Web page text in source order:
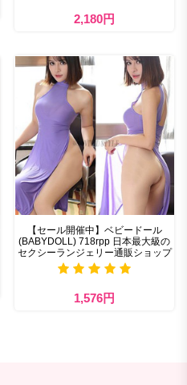
2,180円
【セール開催中】ベビードール
(BABYDOLL) 718rpp 日本最大級の
セクシーランジェリー通販ショップ
1,576円